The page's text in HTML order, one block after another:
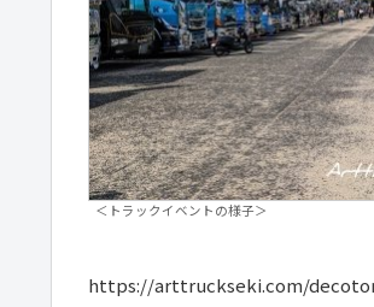
＜トラックイベントの様子＞
https://arttruckseki.com/